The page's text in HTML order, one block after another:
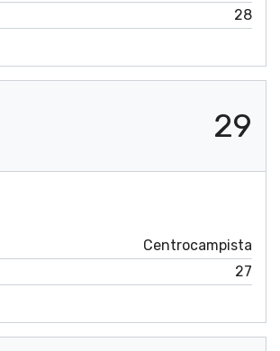
28
29
Centrocampista
27